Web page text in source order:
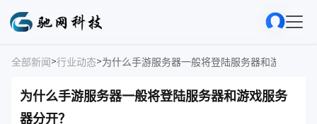
全部新闻>行业动态>为什么手游服务器一般将登陆服务器和游戏服务
为什么手游服务器一般将登陆服务器和游戏服务
器分开？